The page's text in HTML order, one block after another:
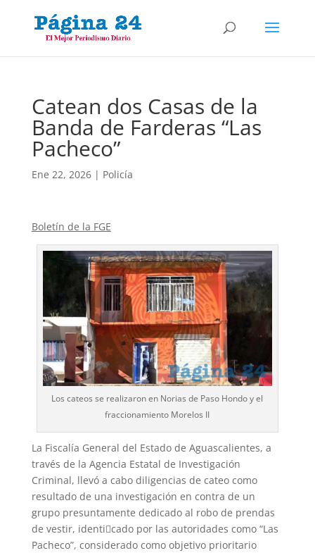
Catean dos Casas de la
Banda de Farderas “Las
Pacheco”
Ene 22, 2026| Policía
Boletín de la FGE
Los cateos se realizaron en Norias de Paso Hondo y el
fraccionamiento Morelos II
La Fiscalía General del Estado de Aguascalientes, a
través de la Agencia Estatal de Investigación
Criminal, llevó a cabo diligencias de cateo como
resultado de una investigación en contra de un
grupo presuntamente dedicado al robo de prendas
de vestir, identi􀂿cado por las autoridades como “Las
Pacheco”, considerado como objetivo prioritario